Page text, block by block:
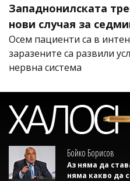
Западнонилската
нови случая за
Осем пациенти са в
заразените са развили
нервна система
Бойко Борисов
Аз няма да
няма какво да